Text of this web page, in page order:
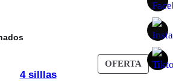
OFERTA
4 silllas